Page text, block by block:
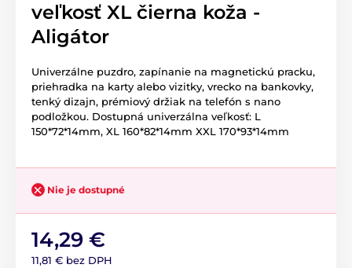
veľkosť XL čierna koža -
Aligátor
Univerzálne puzdro, zapínanie na magnetickú pracku,
priehradka na karty alebo vizitky, vrecko na bankovky,
tenký dizajn, prémiový držiak na telefón s nano
podložkou. Dostupná univerzálna veľkosť: L
150*72*14mm, XL 160*82*14mm XXL 170*93*14mm
Nie je dostupné
14,29 €
11,81 € bez DPH